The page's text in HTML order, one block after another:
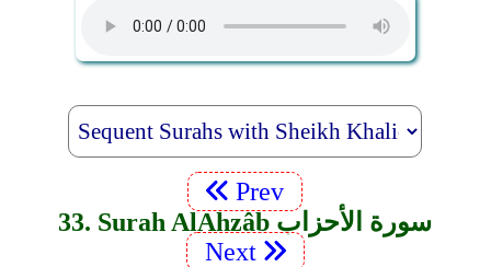
Prev
33. Surah Al­Ahzâb سورة الأحزاب
Next